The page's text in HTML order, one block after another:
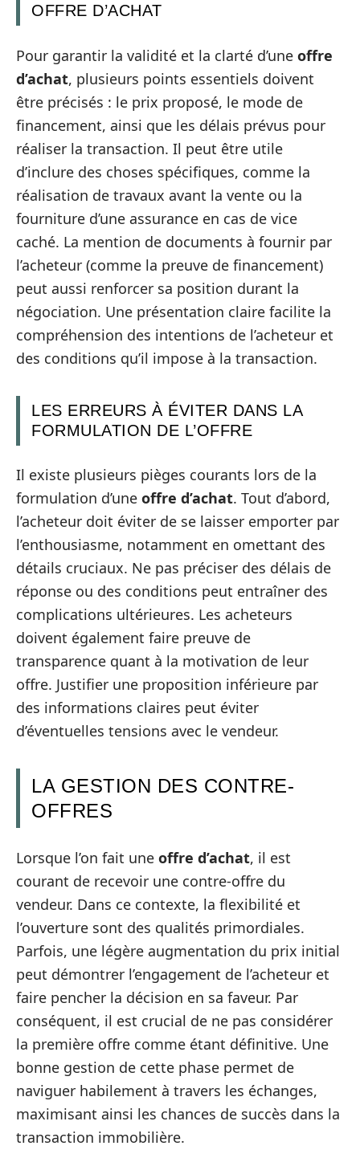
OFFRE D’ACHAT
Pour garantir la validité et la clarté d’une offre
d’achat, plusieurs points essentiels doivent
être précisés : le prix proposé, le mode de
financement, ainsi que les délais prévus pour
réaliser la transaction. Il peut être utile
d’inclure des choses spécifiques, comme la
réalisation de travaux avant la vente ou la
fourniture d’une assurance en cas de vice
caché. La mention de documents à fournir par
l’acheteur (comme la preuve de financement)
peut aussi renforcer sa position durant la
négociation. Une présentation claire facilite la
compréhension des intentions de l’acheteur et
des conditions qu’il impose à la transaction.
LES ERREURS À ÉVITER DANS LA
FORMULATION DE L’OFFRE
Il existe plusieurs pièges courants lors de la
formulation d’une offre d’achat. Tout d’abord,
l’acheteur doit éviter de se laisser emporter par
l’enthousiasme, notamment en omettant des
détails cruciaux. Ne pas préciser des délais de
réponse ou des conditions peut entraîner des
complications ultérieures. Les acheteurs
doivent également faire preuve de
transparence quant à la motivation de leur
offre. Justifier une proposition inférieure par
des informations claires peut éviter
d’éventuelles tensions avec le vendeur.
LA GESTION DES CONTRE-
OFFRES
Lorsque l’on fait une offre d’achat, il est
courant de recevoir une contre-offre du
vendeur. Dans ce contexte, la flexibilité et
l’ouverture sont des qualités primordiales.
Parfois, une légère augmentation du prix initial
peut démontrer l’engagement de l’acheteur et
faire pencher la décision en sa faveur. Par
conséquent, il est crucial de ne pas considérer
la première offre comme étant définitive. Une
bonne gestion de cette phase permet de
naviguer habilement à travers les échanges,
maximisant ainsi les chances de succès dans la
transaction immobilière.